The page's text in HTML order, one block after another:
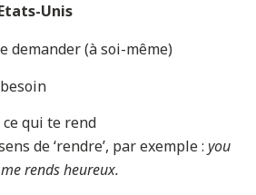
Unis
demander (à soi-même)
ce qui te rend
de ‘rendre’, par exemple : you
rends heureux.